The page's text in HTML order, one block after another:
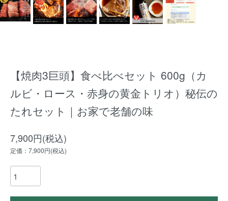
【焼肉3巨頭】食べ比べセット 600g（カ
ルビ・ロース・赤身の黄金トリオ）秘伝の
たれセット｜お家で老舗の味
7,900円(税込)
定価：7,900円(税込)